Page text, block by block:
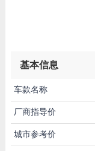
基本信息
车款名称
厂商指导价
城市参考价